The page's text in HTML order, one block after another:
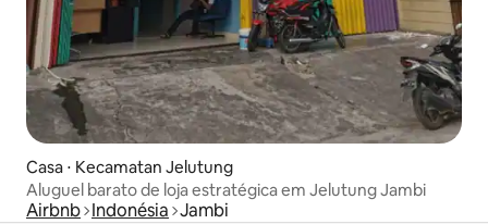
Casa ⋅ Kecamatan Jelutung
Aluguel barato de loja estratégica em Jelutung Jambi
Airbnb Indonésia Jambi